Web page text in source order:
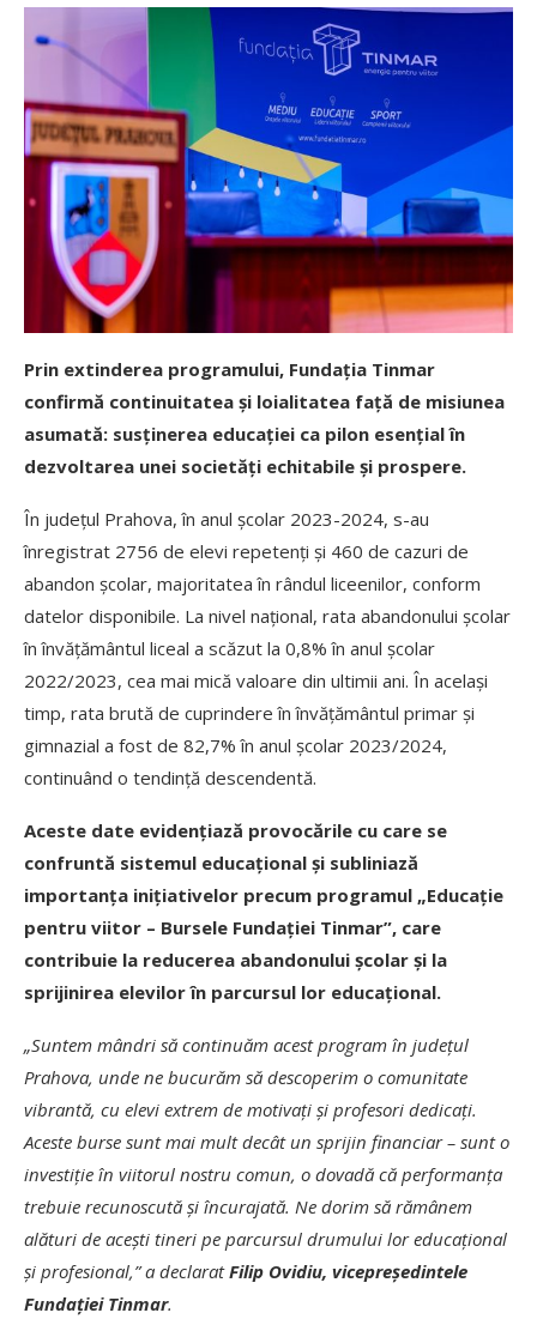
Prin extinderea programului, Fundația Tinmar
confirmă continuitatea și loialitatea față de misiunea
asumată: susținerea educației ca pilon esențial în
dezvoltarea unei societăți echitabile și prospere.
În județul Prahova, în anul școlar 2023-2024, s-au
înregistrat 2756 de elevi repetenți și 460 de cazuri de
abandon școlar, majoritatea în rândul liceenilor, conform
datelor disponibile. La nivel național, rata abandonului școlar
în învățământul liceal a scăzut la 0,8% în anul școlar
2022/2023, cea mai mică valoare din ultimii ani. În același
timp, rata brută de cuprindere în învățământul primar și
gimnazial a fost de 82,7% în anul școlar 2023/2024,
continuând o tendință descendentă.
Aceste date evidențiază provocările cu care se
confruntă sistemul educațional și subliniază
importanța inițiativelor precum programul „Educație
pentru viitor – Bursele Fundației Tinmar”, care
contribuie la reducerea abandonului școlar și la
sprijinirea elevilor în parcursul lor educațional.
„Suntem mândri să continuăm acest program în județul
Prahova, unde ne bucurăm să descoperim o comunitate
vibrantă, cu elevi extrem de motivați și profesori dedicați.
Aceste burse sunt mai mult decât un sprijin financiar – sunt o
investiție în viitorul nostru comun, o dovadă că performanța
trebuie recunoscută și încurajată. Ne dorim să rămânem
alături de acești tineri pe parcursul drumului lor educațional
și profesional,” a declaratFilip Ovidiu, vicepreședintele
Fundației Tinmar.